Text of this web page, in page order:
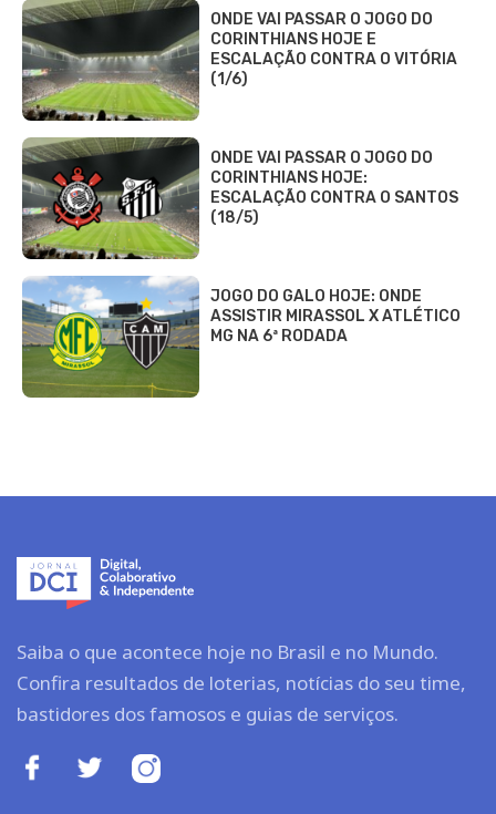
ONDE VAI PASSAR O JOGO DO
CORINTHIANS HOJE E
ESCALAÇÃO CONTRA O VITÓRIA
(1/6)
ONDE VAI PASSAR O JOGO DO
CORINTHIANS HOJE:
ESCALAÇÃO CONTRA O SANTOS
(18/5)
JOGO DO GALO HOJE: ONDE
ASSISTIR MIRASSOL X ATLÉTICO
MG NA 6ª RODADA
Saiba o que acontece hoje no Brasil e no Mundo.
Confira resultados de loterias, notícias do seu time,
bastidores dos famosos e guias de serviços.